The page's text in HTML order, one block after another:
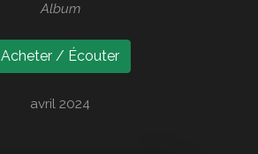
Album
Acheter / Écouter
avril 2024